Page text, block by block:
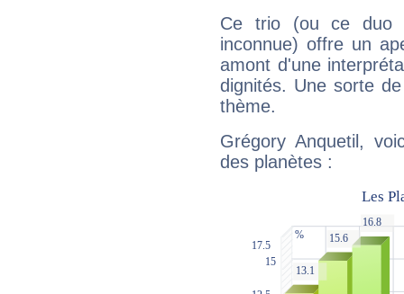
Ce trio (ou ce duo
inconnue) offre un
amont d'une
dignités. Une sorte
thème.
Grégory Anquetil,
des planètes :